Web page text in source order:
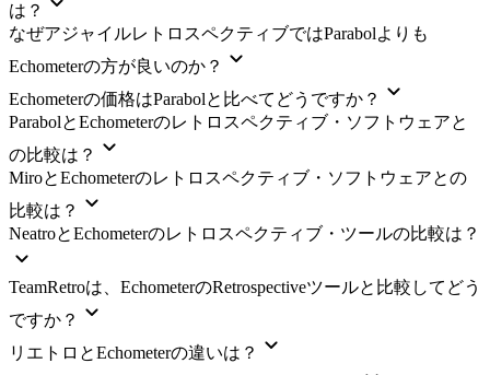
は？
なぜアジャイルレトロスペクティブではParabolよりも
Echometerの方が良いのか？
Echometerの価格はParabolと比べてどうですか？
ParabolとEchometerのレトロスペクティブ・ソフトウェアと
の比較は？
MiroとEchometerのレトロスペクティブ・ソフトウェアとの
比較は？
NeatroとEchometerのレトロスペクティブ・ツールの比較は？
TeamRetroは、EchometerのRetrospectiveツールと比較してどう
ですか？
リエトロとEchometerの違いは？